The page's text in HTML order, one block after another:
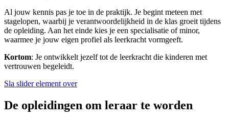
Al jouw kennis pas je toe in de praktijk. Je begint meteen met
stagelopen, waarbij je verantwoordelijkheid in de klas groeit tijdens
de opleiding. Aan het einde kies je een specialisatie of minor,
waarmee je jouw eigen profiel als leerkracht vormgeeft.
Kortom: Je ontwikkelt jezelf tot de leerkracht die kinderen met
vertrouwen begeleidt.
Sla slider element over
De opleidingen om leraar te worden